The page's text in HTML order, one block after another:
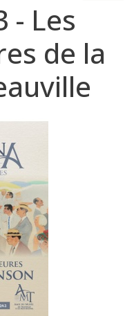
- Les
de la